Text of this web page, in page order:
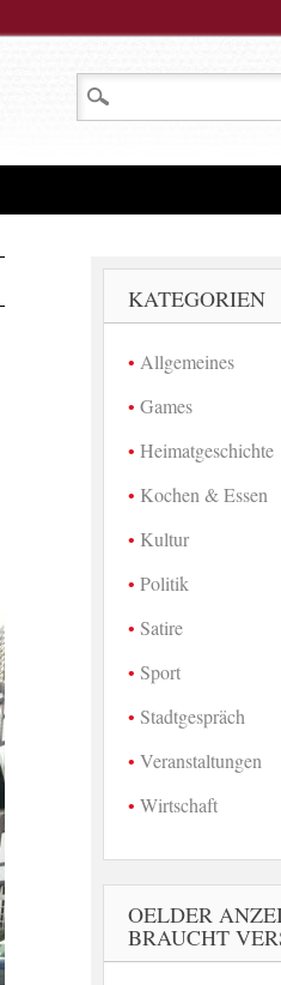
KATEGORIEN
Allgemeines
Games
Heimatgeschichte
Kochen & Essen
Kultur
Politik
Satire
Sport
Stadtgespräch
Veranstaltungen
Wirtschaft
OELDER
BRAUCHT